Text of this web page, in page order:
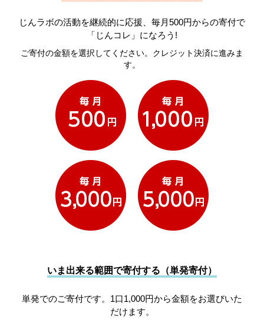
じんラボの活動を継続的に応援、毎月500円からの寄付で
「じんコレ」になろう!
ご寄付の金額を選択してください。クレジット決済に進みま
す。
いま出来る範囲で寄付する（単発寄付）
単発でのご寄付です。1口1,000円から金額をお選びいた
だけます。